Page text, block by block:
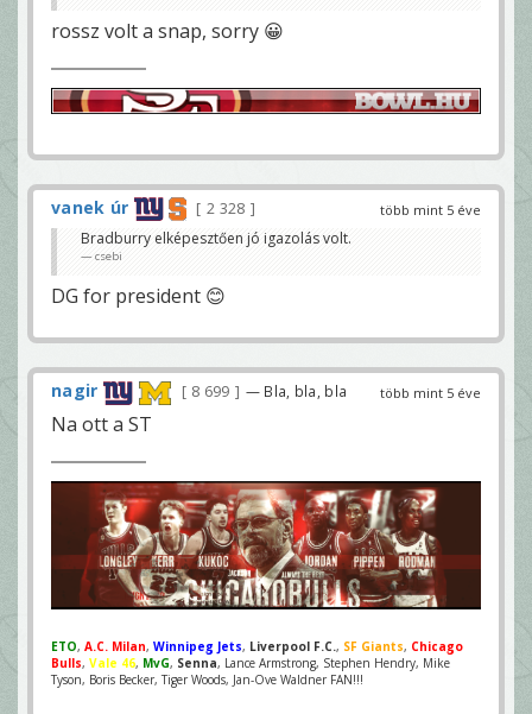
rossz volt a snap, sorry 😀
több mint 5 éve
vanek úr
2 328
Bradburry elképesztően jó igazolás volt.
csebi
DG for president 😊
több mint 5 éve
nagir 8 699 — Bla, bla, bla
Na ott a ST
ETO, A.C. Milan, Winnipeg Jets, Liverpool F.C., SF Giants, Chicago
Bulls, Vale 46, MvG, Senna, Lance Armstrong, Stephen Hendry, Mike
Tyson, Boris Becker, Tiger Woods, Jan-Ove Waldner FAN!!!